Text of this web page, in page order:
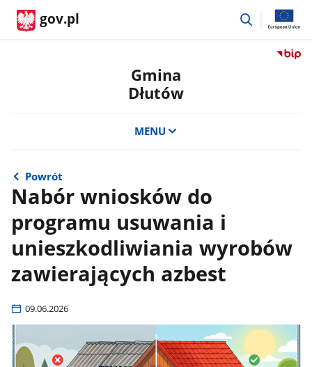
gov.pl
przejdź
Przejdź
Gmina
Dłutów
MENU
Powrót
Nabór wniosków do
programu usuwania i
unieszkodliwiania wyrobów
zawierających azbest
09.06.2026